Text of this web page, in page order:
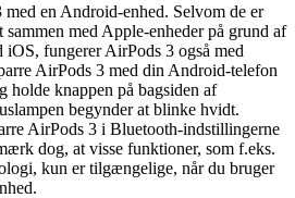
en Android-enhed. Selvom de er
sammen med Apple-enheder på grund af
iOS, fungerer AirPods 3 også med
AirPods 3 med din Android-telefon
holde knappen på bagsiden af
begynder at blinke hvidt.
AirPods 3 i Bluetooth-indstillingerne
dog, at visse funktioner, som f.eks.
kun er tilgængelige, når du bruger